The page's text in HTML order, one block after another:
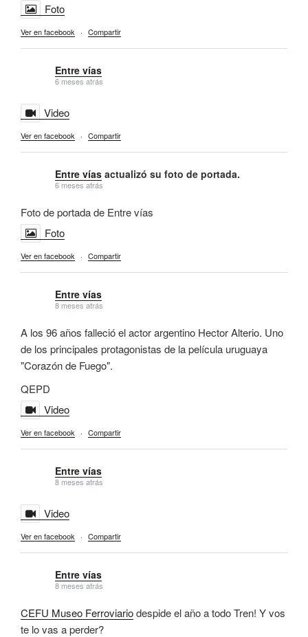
Foto
Ver en facebook · Compartir
Entre vías
6 meses atrás
Video
Ver en facebook · Compartir
Entre vías actualizó su foto de portada.
6 meses atrás
Foto de portada de Entre vías
Foto
Ver en facebook · Compartir
Entre vías
8 meses atrás
A los 96 años falleció el actor argentino Hector Alterio. Uno
de los principales protagonistas de la película uruguaya
"Corazón de Fuego".
QEPD
Video
Ver en facebook · Compartir
Entre vías
8 meses atrás
Video
Ver en facebook · Compartir
Entre vías
8 meses atrás
CEFU Museo Ferroviariodespide el año a todo Tren! Y vos
te lo vas a perder?